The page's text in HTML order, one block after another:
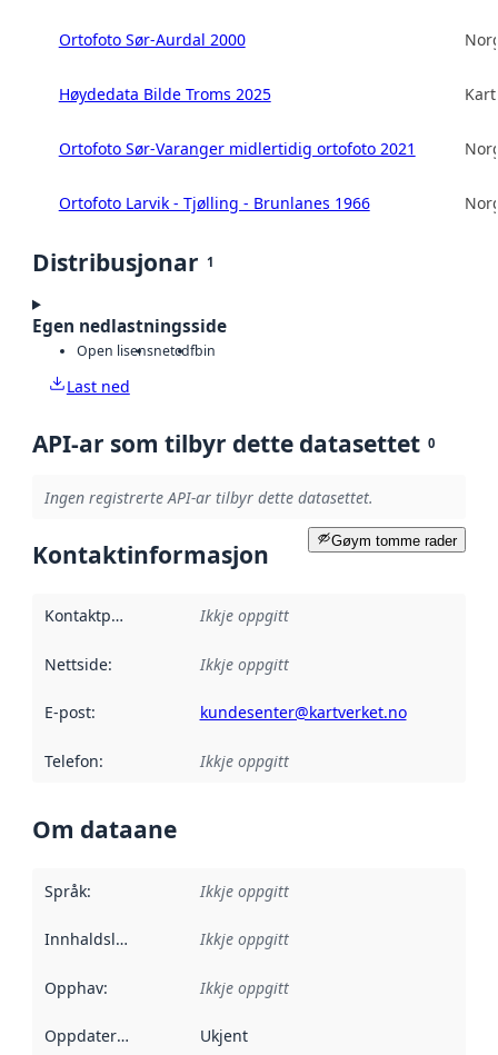
Ortofoto Sør-Aurdal 2000
Høydedata Bilde Troms 2025
Ortofoto Sør-Varanger midlertidig ortofoto 2021
Ortofoto Larvik - Tjølling - Brunlanes 1966
Distribusjonar 1
Egen nedlastningsside
Open lisensnetcdfbin
Last ned
API-ar som tilbyr dette datasettet 0
Ingen registrerte API-ar tilbyr dette datasettet.
Gøym tomme rader
Kontaktinformasjon
Kontaktpunkt Ikkje oppgitt
Nettside: Ikkje oppgitt
E-post: kundesenter@kartverket.no
Telefon: Ikkje oppgitt
Om dataane
Språk: Ikkje oppgitt
Innhaldsleverandørar :
Ikkje oppgitt
Opphav: Ikkje oppgitt
Oppdateringsfrekvens :
Ukjent